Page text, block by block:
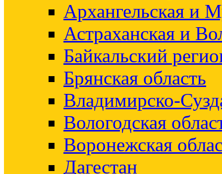
Архангельская и
Астраханская и
Байкальский
Брянская область
Владимирско-
Вологодская
Воронежская
Дагестан